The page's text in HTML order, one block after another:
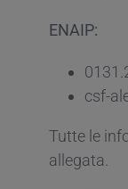
ENAIP:
csf-
Tutte le
allegata.